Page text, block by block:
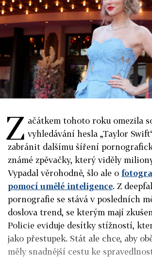
Z ačátkem tohoto roku omezila
vyhledávání hesla „Taylor
zabránit dalšímu šíření
známé zpěvačky, který viděly
Vypadal věrohodně, šlo ale o
pomocí umělé inteligence. Z
pornografie se stává v posledních
doslova trend, se kterým mají
Policie eviduje desítky stížností,
jako přestupek. Stát ale chce, aby
měly snadnější cestu ke